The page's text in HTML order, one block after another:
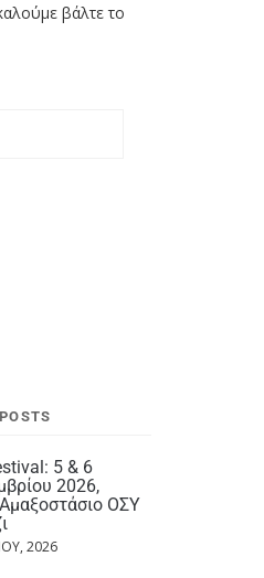
βάλτε το
5 & 6
2026,
ΟΣΥ
2026